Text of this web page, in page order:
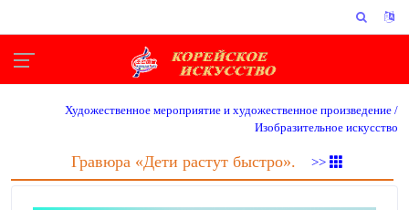
Художественное мероприятие и художественное произведение /
Изобразительное искусство
Гравюра «Дети растут быстро». >>